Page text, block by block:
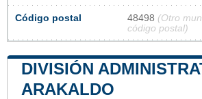
Código postal 48498 (Otro
código postal)
DIVISIÓN
ARAKALDO